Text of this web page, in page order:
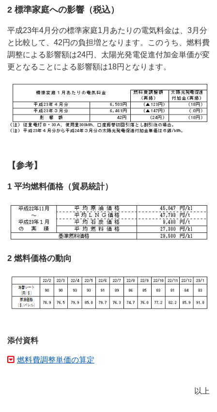
2 標準家庭への影響（税込）
平成23年4月分の標準家庭1月あたりの電気料金は、3月分
と比較して、42円の負担増となります。このうち、燃料費
調整による影響額は24円、太陽光発電促進付加金単価が変
更となることによる影響額は18円となります。
【参考】
1 平均燃料価格（貿易統計）
2 燃料価格の動向
添付資料
燃料費調整単価の算定
以上